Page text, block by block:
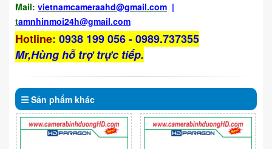
Mail: vietnamcameraahd@gmail.com |
tamnhinmoi24h@gmail.com
Hotline: 0938 199 056 - 0989.737355
Mr,Hùng hỗ trợ trực tiếp.
Sản phẩm khác